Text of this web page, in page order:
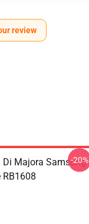
review
Di Majora Samsung
RB1608
-20%